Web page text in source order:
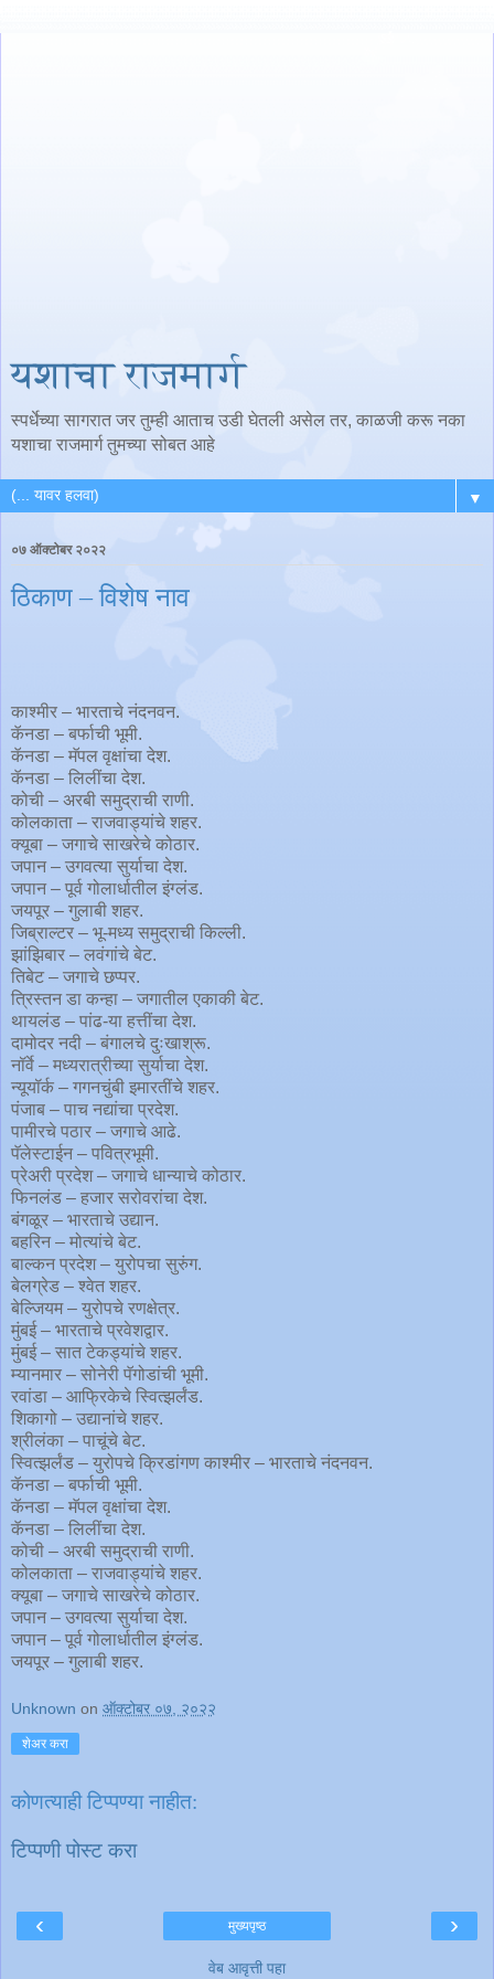
यशाचा राजमार्ग
स्पर्धेच्या सागरात जर तुम्ही आताच उडी घेतली असेल तर, काळजी करू नका
यशाचा राजमार्ग तुमच्या सोबत आहे
▼
०७ ऑक्टोबर २०२२
ठिकाण – विशेष नाव
काश्मीर – भारताचे नंदनवन.
कॅनडा – बर्फाची भूमी.
कॅनडा – मॅपल वृक्षांचा देश.
कॅनडा – लिलींचा देश.
कोची – अरबी समुद्राची राणी.
कोलकाता – राजवाड्यांचे शहर.
क्यूबा – जगाचे साखरेचे कोठार.
जपान – उगवत्या सुर्याचा देश.
जपान – पूर्व गोलार्धातील इंग्लंड.
जयपूर – गुलाबी शहर.
जिब्राल्टर – भू-मध्य समुद्राची किल्ली.
झांझिबार – लवंगांचे बेट.
तिबेट – जगाचे छप्पर.
त्रिस्तन डा कन्हा – जगातील एकाकी बेट.
थायलंड – पांढ-या हत्तींचा देश.
दामोदर नदी – बंगालचे दुःखाश्रू.
नॉर्वे – मध्यरात्रीच्या सुर्याचा देश.
न्यूयॉर्क – गगनचुंबी इमारतींचे शहर.
पंजाब – पाच नद्यांचा प्रदेश.
पामीरचे पठार – जगाचे आढे.
पॅलेस्टाईन – पवित्रभूमी.
प्रेअरी प्रदेश – जगाचे धान्याचे कोठार.
फिनलंड – हजार सरोवरांचा देश.
बंगळूर – भारताचे उद्यान.
बहरिन – मोत्यांचे बेट.
बाल्कन प्रदेश – युरोपचा सुरुंग.
बेलग्रेड – श्वेत शहर.
बेल्जियम – युरोपचे रणक्षेत्र.
मुंबई – भारताचे प्रवेशद्वार.
मुंबई – सात टेकड्यांचे शहर.
म्यानमार – सोनेरी पॅगोडांची भूमी.
रवांडा – आफ्रिकेचे स्वित्झर्लंड.
शिकागो – उद्यानांचे शहर.
श्रीलंका – पाचूंचे बेट.
स्वित्झर्लंड – युरोपचे क्रिडांगण काश्मीर – भारताचे नंदनवन.
कॅनडा – बर्फाची भूमी.
कॅनडा – मॅपल वृक्षांचा देश.
कॅनडा – लिलींचा देश.
कोची – अरबी समुद्राची राणी.
कोलकाता – राजवाड्यांचे शहर.
क्यूबा – जगाचे साखरेचे कोठार.
जपान – उगवत्या सुर्याचा देश.
जपान – पूर्व गोलार्धातील इंग्लंड.
जयपूर – गुलाबी शहर.
Unknown on ऑक्टोबर ०७, २०२२
शेअर करा
कोणत्याही टिप्पण्‍या नाहीत:
टिप्पणी पोस्ट करा
‹ ›
मुख्यपृष्ठ
वेब आवृत्ती पहा